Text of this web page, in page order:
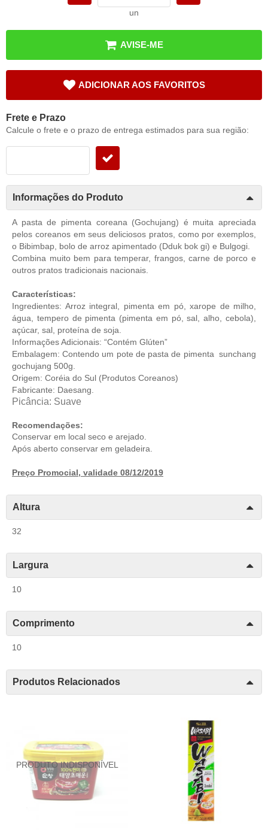
un
AVISE-ME
ADICIONAR AOS FAVORITOS
Frete e Prazo
Calcule o frete e o prazo de entrega estimados para sua região:
Informações do Produto
A pasta de pimenta coreana (Gochujang) é muita apreciada
pelos coreanos em seus deliciosos pratos, como por exemplos,
o Bibimbap, bolo de arroz apimentado (Dduk bok gi) e Bulgogi.
Combina muito bem para temperar, frangos, carne de porco e
outros pratos tradicionais nacionais.
Características:
Ingredientes: Arroz integral, pimenta em pó, xarope de milho,
água, tempero de pimenta (pimenta em pó, sal, alho, cebola),
açúcar, sal, proteína de soja.
Informações Adicionais: “Contém Glúten”
Embalagem: Contendo um pote de pasta de pimenta sunchang
gochujang 500g.
Origem: Coréia do Sul (Produtos Coreanos)
Fabricante: Daesang.
Picância: Suave
Recomendações:
Conservar em local seco e arejado.
Após aberto conservar em geladeira.
Preço Promocial, validade 08/12/2019
Altura
32
Largura
10
Comprimento
10
Produtos Relacionados